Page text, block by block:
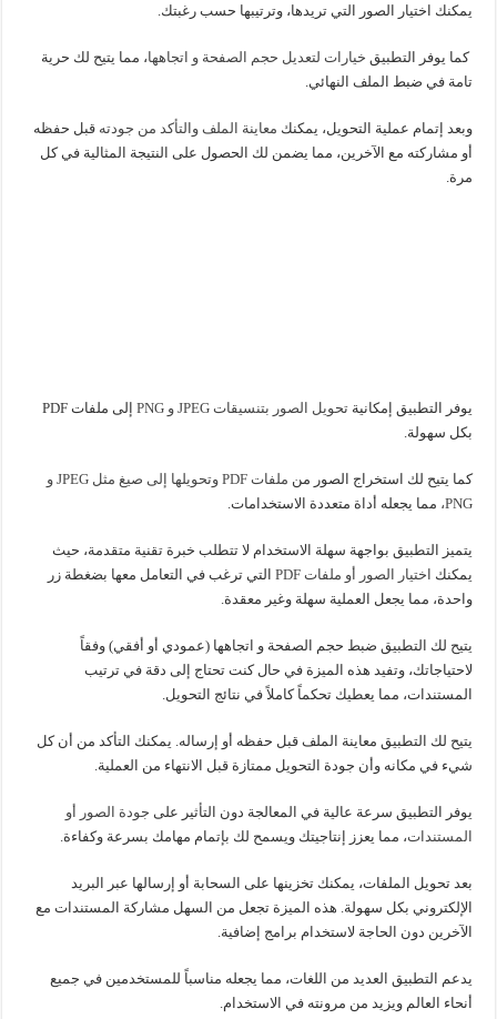
يمكنك اختيار الصور التي تريدها، وترتيبها حسب رغبتك.
كما يوفر التطبيق خيارات لتعديل حجم الصفحة و اتجاهها، مما يتيح لك حرية
تامة في ضبط الملف النهائي.
وبعد إتمام عملية التحويل، يمكنك معاينة الملف والتأكد من جودته قبل حفظه
أو مشاركته مع الآخرين، مما يضمن لك الحصول على النتيجة المثالية في كل
مرة.
يوفر التطبيق إمكانية تحويل الصور بتنسيقات JPEG و PNG
إلى ملفات PDF
بكل سهولة.
كما يتيح لك استخراج الصور من
ملفات PDF وتحويلها إلى صيغ مثل JPEG و
PNG، مما يجعله أداة متعددة الاستخدامات.
يتميز التطبيق بواجهة سهلة الاستخدام لا تتطلب خبرة تقنية متقدمة، حيث
يمكنك اختيار الصور أو ملفات PDF
التي ترغب في التعامل معها بضغطة زر
واحدة، مما يجعل العملية سهلة وغير معقدة.
يتيح لك التطبيق ضبط حجم الصفحة و اتجاهها (عمودي أو أفقي) وفقاً
لاحتياجاتك، وتفيد هذه الميزة في حال كنت تحتاج إلى دقة في ترتيب
المستندات، مما يعطيك تحكماً كاملاً في نتائج التحويل.
يتيح لك التطبيق معاينة الملف قبل حفظه أو إرساله. يمكنك التأكد من أن كل
شيء في مكانه وأن جودة التحويل ممتازة قبل الانتهاء من العملية.
يوفر التطبيق سرعة عالية في المعالجة دون التأثير على جودة الصور أو
المستندات، مما يعزز إنتاجيتك ويسمح لك بإتمام مهامك بسرعة وكفاءة.
بعد تحويل الملفات، يمكنك تخزينها على السحابة أو إرسالها عبر البريد
الإلكتروني بكل سهولة. هذه الميزة تجعل من السهل مشاركة المستندات مع
الآخرين دون الحاجة لاستخدام برامج إضافية.
يدعم التطبيق العديد من اللغات، مما يجعله مناسباً للمستخدمين في جميع
أنحاء العالم ويزيد من مرونته في الاستخدام.